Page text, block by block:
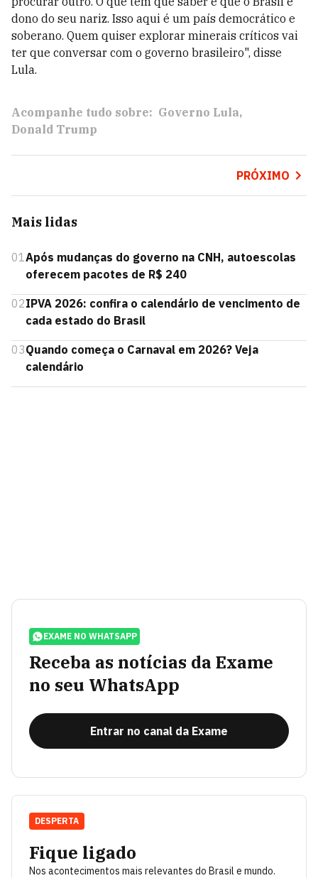
dono do seu nariz. Isso aqui é um país democrático e
soberano. Quem quiser explorar minerais críticos vai
ter que conversar com o governo brasileiro", disse
Lula.
Acompanhe tudo sobre: Governo Lula
Donald Trump
PRÓXIMO
Mais lidas
01Após mudanças do governo na CNH, autoescolas
oferecem pacotes de R$ 240
02IPVA 2026: confira o calendário de vencimento de
cada estado do Brasil
03Quando começa o Carnaval em 2026? Veja
calendário
EXAME NO WHATSAPP
Receba as notícias da Exame
no seu WhatsApp
Entrar no canal da Exame
Fique ligado
Nos acontecimentos mais relevantes do Brasil e mundo.
DESPERTA